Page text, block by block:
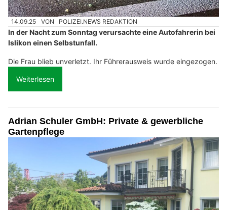
14.09.25 VON POLIZEI.NEWS REDAKTION
In der Nacht zum Sonntag verursachte eine Autofahrerin bei
Islikon einen Selbstunfall.
Die Frau blieb unverletzt. Ihr Führerausweis wurde eingezogen.
Weiterlesen
Adrian Schuler GmbH: Private & gewerbliche
Gartenpflege